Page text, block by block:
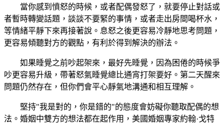
當你感到憤怒的時候，或者配偶發怒了，就要停止對話或
者暫時轉變話題，談談不要緊的事情，或者走出房間喝杯水，
等情緒平靜下來再接著說。息怒之後更容易冷靜地思考問題，
更容易傾聽對方的觀點，有利於得到解決的辦法。
如果睡覺之前吵起架來，最好先睡覺，因為困倦的時候爭
吵更容易升級，帶著怒氣睡覺總比通宵打架要好。第二天醒來
問題仍然存在，但你們會平心靜氣地溝通和相互理解。
堅持"我是對的，你是錯的"的態度會妨礙你聽取配偶的想
法。婚姻中雙方的想法都在起作用，美國婚姻專家約翰·戈特